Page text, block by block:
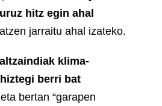
hitz egin ahal
jarraitu ahal izateko.
klima-
berri bat
bertan “garapen